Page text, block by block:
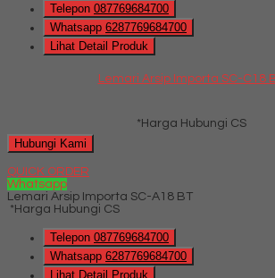
Telepon 087769684700
Whatsapp 6287769684700
Lihat Detail Produk
Lemari Arsip Importa SC-C18
*Harga Hubungi CS
Hubungi Kami
QUICK ORDER
Whatsapp
Lemari Arsip Importa SC-A18 BT
*Harga Hubungi CS
Telepon 087769684700
Whatsapp 6287769684700
Lihat Detail Produk